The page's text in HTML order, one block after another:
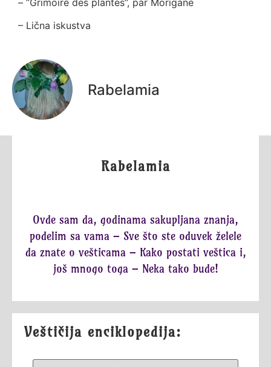
– Lična iskustva
Rabelamia
Rabelamia
Ovde sam da, godinama sakupljana znanja,
podelim sa vama – Sve što ste oduvek želele
da znate o vešticama – Kako postati veštica i,
još mnogo toga – Neka tako bude!
Veštičija enciklopedija: